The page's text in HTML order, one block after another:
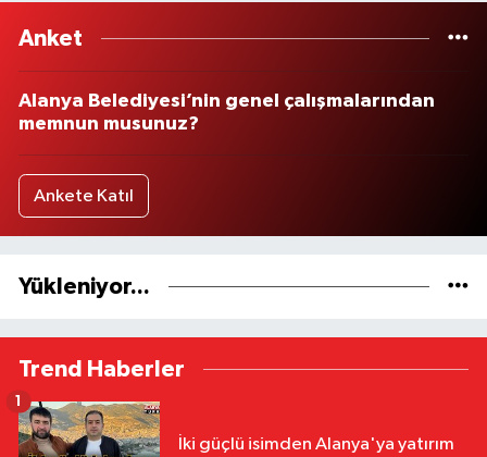
Anket
Alanya Belediyesi’nin genel çalışmalarından
memnun musunuz?
Ankete Katıl
Yükleniyor...
Trend Haberler
İki güçlü isimden Alanya'ya yatırım
1